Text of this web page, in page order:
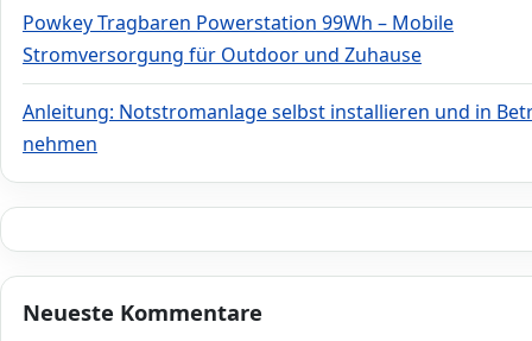
Powkey Tragbaren Powerstation 99Wh – Mobile
Stromversorgung für Outdoor und Zuhause
Anleitung: Notstromanlage selbst installieren und in
nehmen
Neueste Kommentare